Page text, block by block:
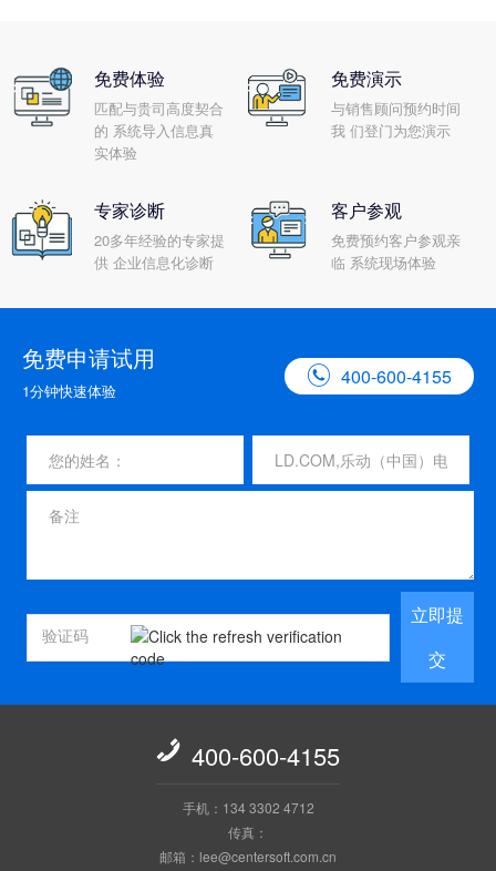
免费体验
匹配与贵司高度契合
的 系统导入信息真
实体验
免费演示
与销售顾问预约时间
我 们登门为您演示
专家诊断
20多年经验的专家提
供 企业信息化诊断
客户参观
免费预约客户参观亲
临 系统现场体验
免费申请试用
1分钟快速体验
 400-600-4155
立即提
交
 400-600-4155
手机：134 3302 4712
传真：
邮箱：lee@centersoft.com.cn